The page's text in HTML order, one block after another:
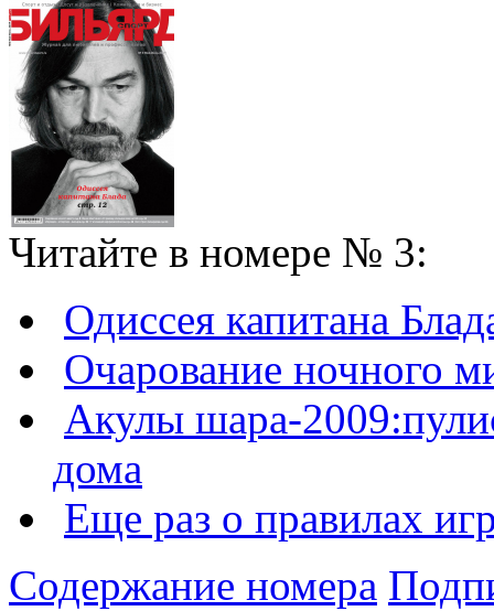
Читайте в номере № 3:
Одиссея капитана
Очарование ночного
Акулы шара-
дома
Еще раз о правилах
Содержание номера